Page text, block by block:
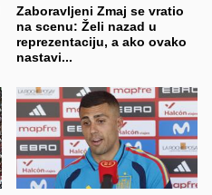
Zaboravljeni Zmaj se vratio
na scenu: Želi nazad u
reprezentaciju, a ako ovako
nastavi...